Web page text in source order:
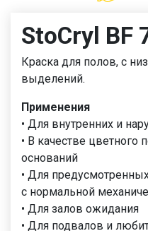
StoCryl BF
Краска для полов, с
выделений.
Применения
• Для внутренних и
• В качестве
оснований
• Для
с нормальной
• Для залов ожидания
• Для подвалов и